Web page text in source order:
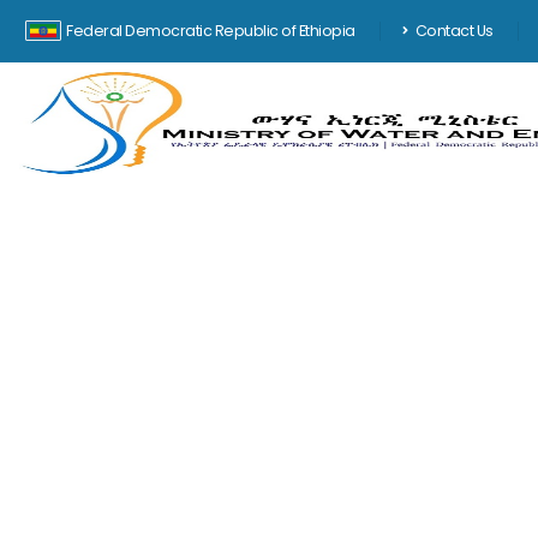
Federal Democratic Republic of Ethiopia Contact Us